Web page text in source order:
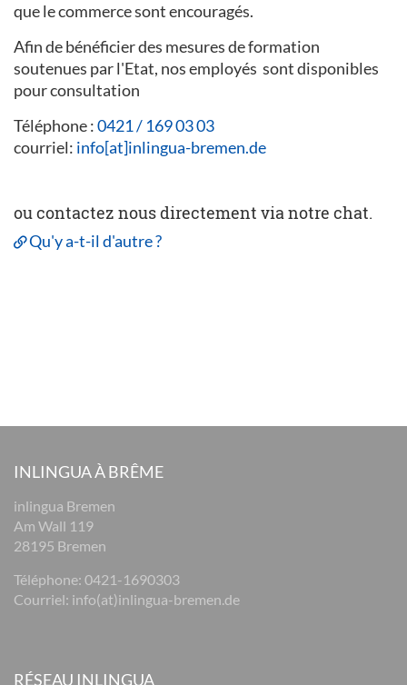
que le commerce sont encouragés.
Afin de bénéficier des mesures de formation
soutenues par l'Etat, nos employés sont disponibles
pour consultation
Téléphone :0421 / 169 03 03
courriel: info[at]inlingua-bremen.de
ou contactez nous directement via notre chat.
Qu'y a-t-il d'autre ?
INLINGUA À BRÊME
inlingua Bremen
Am Wall 119
28195 Bremen
Téléphone: 0421-1690303
Courriel: info(at)inlingua-bremen.de
RÉSEAU INLINGUA